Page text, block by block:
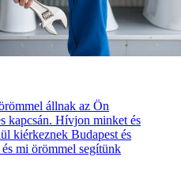
állnak az Ön
kapcsán. Hívjon minket és
kiérkeznek Budapest és
mi örömmel segítünk